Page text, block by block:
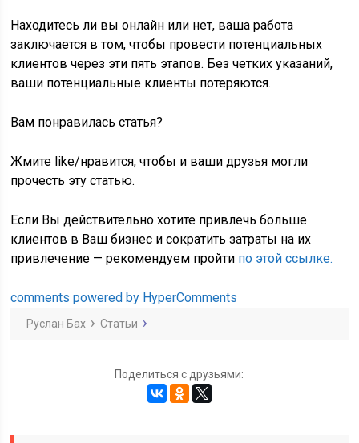
Находитесь ли вы онлайн или нет, ваша работа
заключается в том, чтобы провести потенциальных
клиентов через эти пять этапов. Без четких указаний,
ваши потенциальные клиенты потеряются.
Вам понравилась статья?
Жмите like/нравится, чтобы и ваши друзья могли
прочесть эту статью.
Если Вы действительно хотите привлечь больше
клиентов в Ваш бизнес и сократить затраты на их
привлечение — рекомендуем пройти по этой ссылке.
comments powered by HyperComments
Руслан Бах Статьи
Поделиться с друзьями: